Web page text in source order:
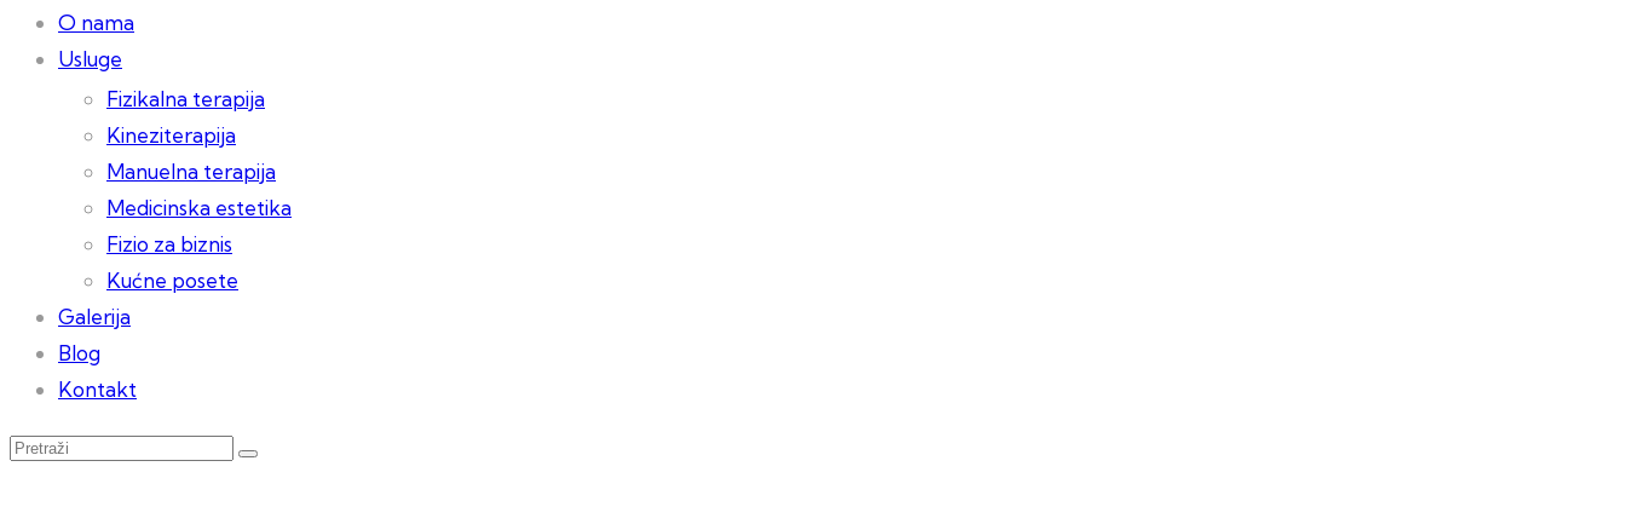
O nama
Usluge
Fizikalna terapija
Kineziterapija
Manuelna terapija
Medicinska estetika
Fizio za biznis
Kućne posete
Galerija
Blog
Kontakt